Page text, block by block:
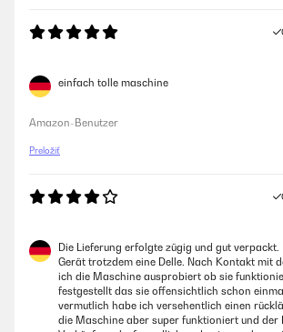
einfach tolle maschine
Amazon-Benutzer
Preložiť
Die Lieferung erfolgte zügig und gut verpackt.
Gerät trotzdem eine Delle. Nach Kontakt mit
ich die Maschine ausprobiert ob sie
festgestellt das sie offensichtlich schon
vermutlich habe ich versehentlich einen
die Maschine aber super funktioniert und der